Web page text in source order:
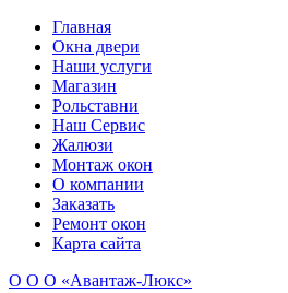
Главная
Окна двери
Наши услуги
Магазин
Рольставни
Наш Сервис
Жалюзи
Монтаж окон
О компании
Заказать
Ремонт окон
Карта сайта
О О О «Авантаж-Люкс»